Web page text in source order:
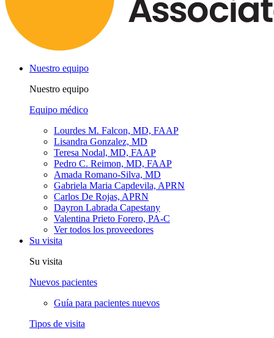
Nuestro equipo
Nuestro equipo
Equipo médico
Lourdes M. Falcon, MD, FAAP
Lisandra Gonzalez, MD
Teresa Nodal, MD, FAAP
Pedro C. Reimon, MD, FAAP
Amada Romano-Silva, MD
Gabriela Maria Capdevila, APRN
Carlos De Rojas, APRN
Dayron Labrada Capestany
Valentina Prieto Forero, PA-C
Ver todos los proveedores
Su visita
Su visita
Nuevos pacientes
Guía para pacientes nuevos
Tipos de visita